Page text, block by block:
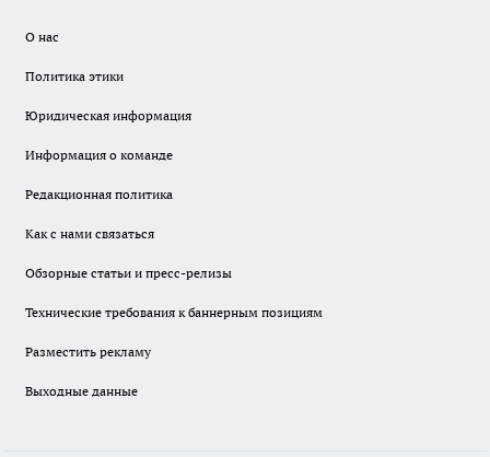
О нас
Политика этики
Юридическая информация
Информация о команде
Редакционная политика
Как с нами связаться
Обзорные статьи и пресс-релизы
Технические требования к баннерным позициям
Разместить рекламу
Выходные данные